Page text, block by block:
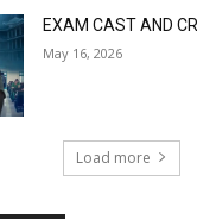
EXAM CAST AND
May 16, 2026
Load more